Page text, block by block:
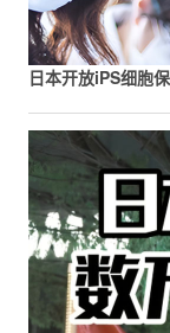
日本开放iPS细胞